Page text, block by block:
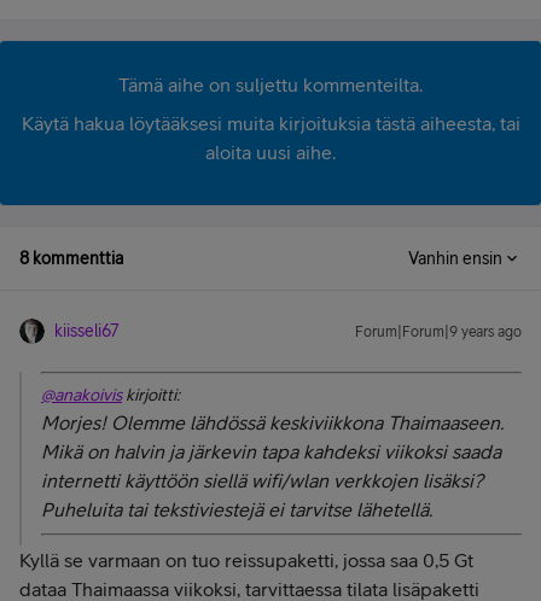
Tämä aihe on suljettu kommenteilta.
Käytä hakua löytääksesi muita kirjoituksia tästä aiheesta, tai
aloita uusi aihe.
8 kommenttia Vanhin ensin
kiisseli67 Forum|Forum|9 years ago
@anakoiviskirjoitti:
Morjes! Olemme lähdössä keskiviikkona Thaimaaseen.
Mikä on halvin ja järkevin tapa kahdeksi viikoksi saada
internetti käyttöön siellä wifi/wlan verkkojen lisäksi?
Puheluita tai tekstiviestejä ei tarvitse lähetellä.
Kyllä se varmaan on tuo reissupaketti, jossa saa 0,5 Gt
dataa Thaimaassa viikoksi, tarvittaessa tilata lisäpaketti